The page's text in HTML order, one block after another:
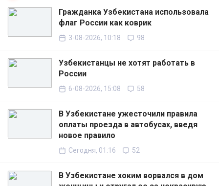
Гражданка Узбекистана использовала
флаг России как коврик
3-08-2026, 10:18 98
Узбекистанцы не хотят работать в
России
6-08-2026, 15:08 58
В Узбекистане ужесточили правила
оплаты проезда в автобусах, введя
новое правило
Сегодня, 01:16 52
В Узбекистане хоким ворвался в дом